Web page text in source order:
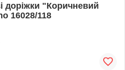
доріжки "Коричневий
16028/118